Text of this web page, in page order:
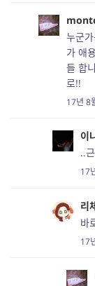
누군
가 애
들 합
로!!
17년 8
이
..
17
리
바
17